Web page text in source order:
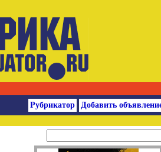
Рубрикатор Добавить